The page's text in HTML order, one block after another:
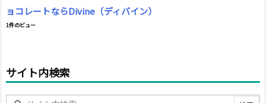
ョコレートならDivine（ディバイン）
1件のビュー
サイト内検索